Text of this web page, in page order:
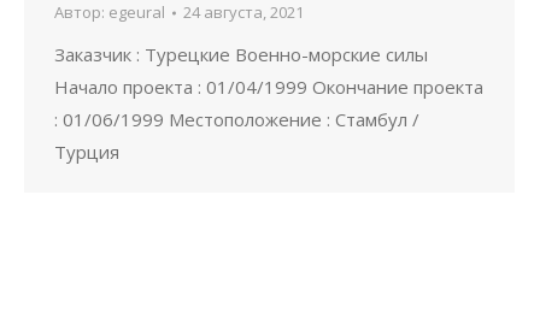
Автор: egeural 24 августа, 2021
Заказчик : Турецкие Военно-морские силы
Начало проекта : 01/04/1999 Окончание проекта
: 01/06/1999 Местоположение : Стамбул /
Турция